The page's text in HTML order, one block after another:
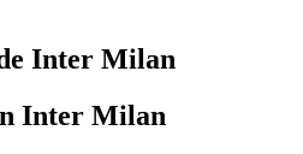
Inter Milan
Inter Milan